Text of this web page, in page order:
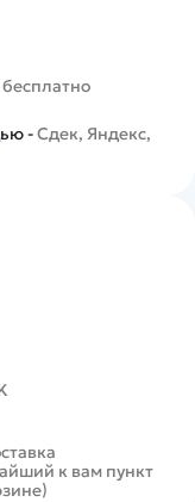
бесплатно
-Сдек, Яндекс,
к вам пункт